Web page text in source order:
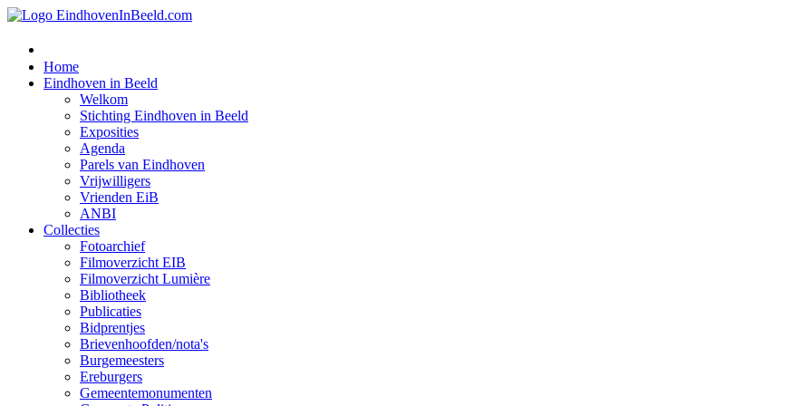
Home
Eindhoven in Beeld
Welkom
Stichting Eindhoven in Beeld
Exposities
Agenda
Parels van Eindhoven
Vrijwilligers
Vrienden EiB
ANBI
Collecties
Fotoarchief
Filmoverzicht EIB
Filmoverzicht Lumière
Bibliotheek
Publicaties
Bidprentjes
Brievenhoofden/nota's
Burgemeesters
Ereburgers
Gemeentemonumenten